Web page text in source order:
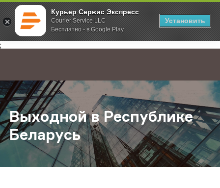
Курьер Сервис Экспресс
Courier Service LLC
Бесплатно - в Google Play
Установить
;
Главная О компании Новости Выходной в Республике Беларусь
Выходной в Республике
Беларусь